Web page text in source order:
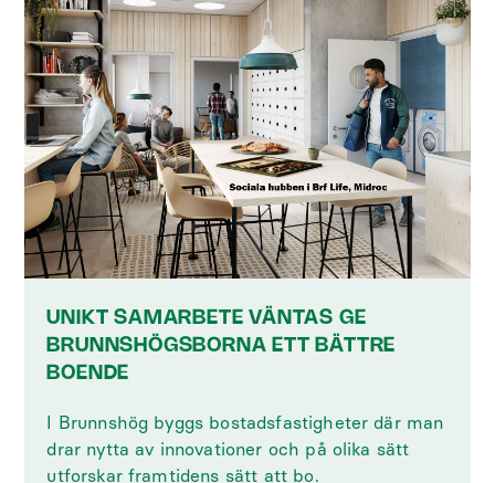
UNIKT SAMARBETE VÄNTAS GE
BRUNNSHÖGSBORNA ETT BÄTTRE
BOENDE
I Brunnshög byggs bostadsfastigheter där man
drar nytta av innovationer och på olika sätt
utforskar framtidens sätt att bo.